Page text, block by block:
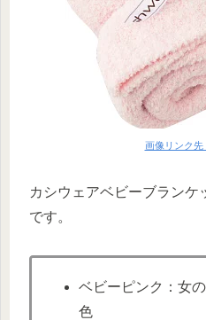
画像リンク先
カシウェアベビーブランケ
です。
ベビーピンク：女
色